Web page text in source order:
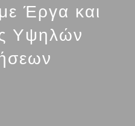
Έργα και
Υψηλών